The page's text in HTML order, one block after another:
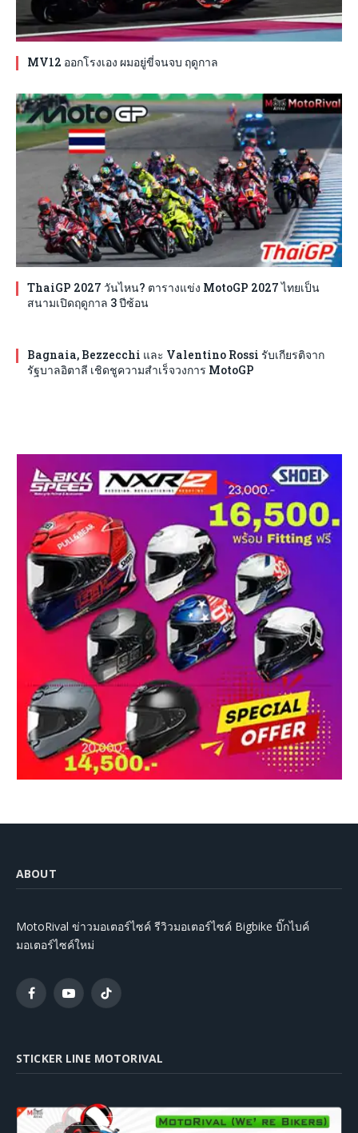
MV12 ออกโรงเอง ผมอยู่ขี่จนจบ ฤดูกาล
ThaiGP 2027 วันไหน? ตารางแข่ง MotoGP 2027 ไทยเป็น
สนามเปิดฤดูกาล 3 ปีซ้อน
Bagnaia, Bezzecchi และ Valentino Rossi รับเกียรติจาก
รัฐบาลอิตาลี เชิดชูความสำเร็จวงการ MotoGP
ABOUT
MotoRival ข่าวมอเตอร์ไซค์ รีวิวมอเตอร์ไซค์ Bigbike บิ๊กไบค์
มอเตอร์ไซค์ใหม่
FacebookYouTubeTikTok
STICKER LINE MOTORIVAL